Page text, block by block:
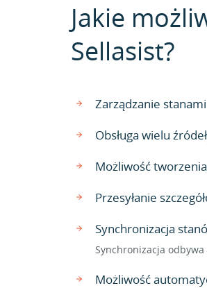
Jakie
Sellasist?
Zarządzanie
Obsługa wielu
Możliwość
Przesyłanie
Synchronizacja
Synchronizacja
Możliwość